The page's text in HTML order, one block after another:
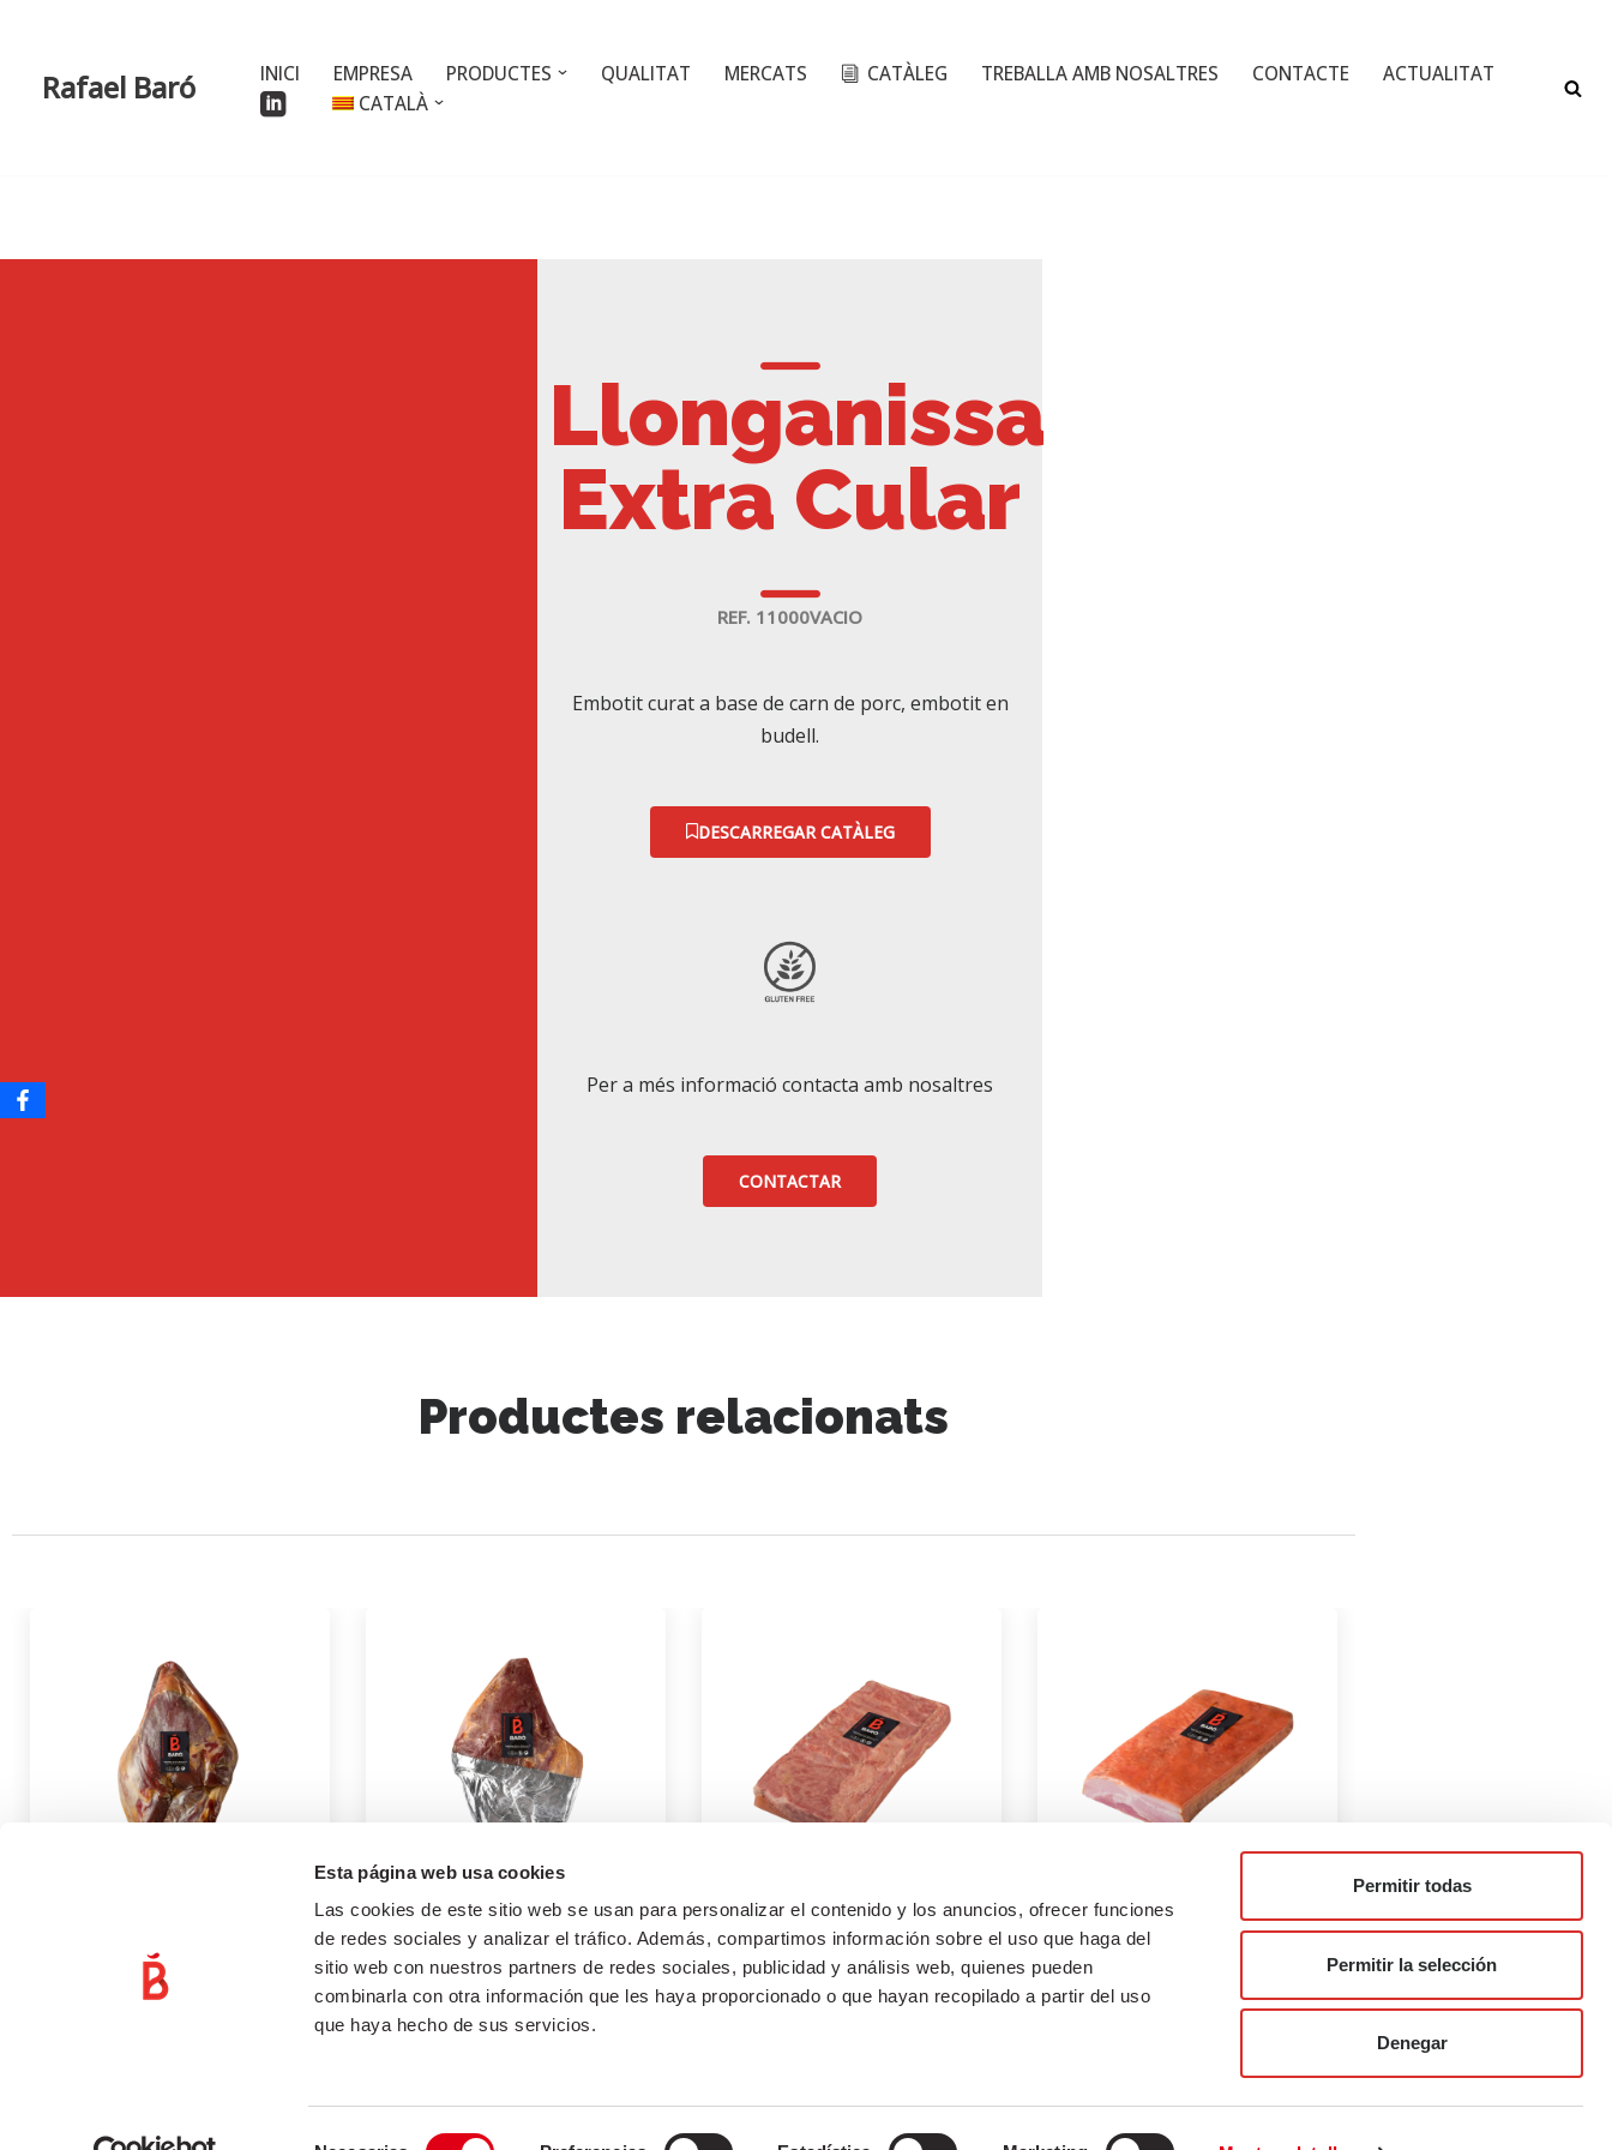
Esta página web usa cookies
Las cookies de este sitio web se usan para personalizar el contenido y los anuncios, ofrecer funciones
de redes sociales y analizar el tráfico. Además, compartimos información sobre el uso que haga del
sitio web con nuestros partners de redes sociales, publicidad y análisis web, quienes pueden
combinarla con otra información que les haya proporcionado o que hayan recopilado a partir del uso
que haya hecho de sus servicios.
Permitir todas
Permitir la selección
Denegar
Rafael Baró INICI EMPRESA PRODUCTES QUALITAT MERCATS CATÀLEG TREBALLA AMB NOSALTRES CONTACTE
ACTUALITAT
CATALÀ
Llonganissa
Extra Cular
REF. 11000VACIO
Embotit curat a base de carn de porc, embotit en
budell.
DESCARREGAR CATÀLEG
Per a més informació contacta amb nosaltres
CONTACTAR
Productes relacionats
marketing
CENTRO DE PERNIL
"SERRANO"
marketing
23 de juliol de 2021
"BEICON" NATURAL
marketing
23 de juliol de 2021
"BEICON" MOTLLO
marketing